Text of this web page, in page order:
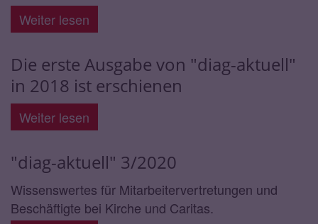
Weiter lesen
Die erste Ausgabe von "diag-aktuell"
in 2018 ist erschienen
Weiter lesen
"diag-aktuell" 3/2020
Wissenswertes für Mitarbeitervertretungen und
Beschäftigte bei Kirche und Caritas.